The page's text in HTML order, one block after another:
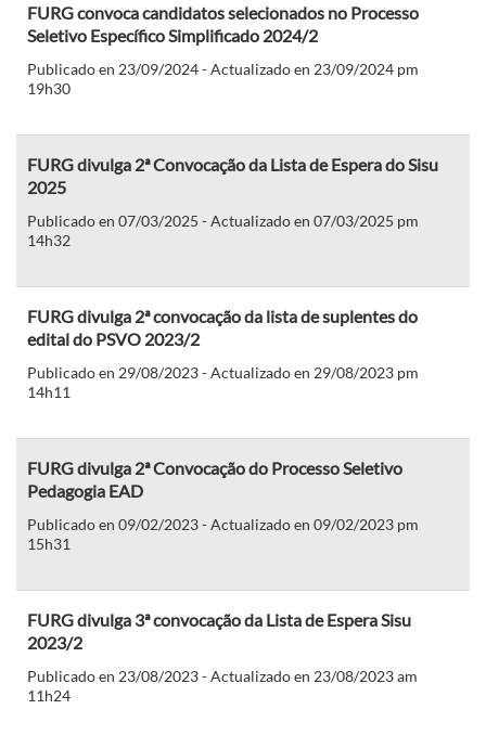
FURG convoca candidatos selecionados no Processo
Seletivo Específico Simplificado 2024/2
Publicado en 23/09/2024 - Actualizado en 23/09/2024 pm
19h30
FURG divulga 2ª Convocação da Lista de Espera do Sisu
2025
Publicado en 07/03/2025 - Actualizado en 07/03/2025 pm
14h32
FURG divulga 2ª convocação da lista de suplentes do
edital do PSVO 2023/2
Publicado en 29/08/2023 - Actualizado en 29/08/2023 pm
14h11
FURG divulga 2ª Convocação do Processo Seletivo
Pedagogia EAD
Publicado en 09/02/2023 - Actualizado en 09/02/2023 pm
15h31
FURG divulga 3ª convocação da Lista de Espera Sisu
2023/2
Publicado en 23/08/2023 - Actualizado en 23/08/2023 am
11h24